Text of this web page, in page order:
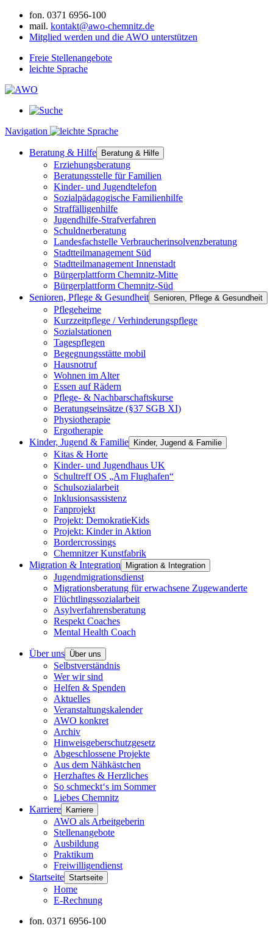
fon. 0371 6956-100
mail. kontakt@awo-chemnitz.de
Mitglied werden und die AWO unterstützen
Freie Stellenangebote
leichte Sprache
Navigation
Beratung & Hilfe Beratung & Hilfe
Erziehungsberatung
Beratungsstelle für Familien
Kinder- und Jugendtelefon
Sozialpädagogische Familienhilfe
Straffälligenhilfe
Jugendhilfe-Strafverfahren
Schuldnerberatung
Landesfachstelle Verbraucherinsolvenzberatung
Stadtteilmanagement Süd
Stadtteilmanagement Innenstadt
Bürgerplattform Chemnitz-Mitte
Bürgerplattform Chemnitz-Süd
Senioren, Pflege & Gesundheit Senioren, Pflege & Gesundheit
Pflegeheime
Kurzzeitpflege / Verhinderungspflege
Sozialstationen
Tagespflegen
Begegnungsstätte mobil
Hausnotruf
Wohnen im Alter
Essen auf Rädern
Pflege- & Nachbarschaftskurse
Beratungseinsätze (§37 SGB XI)
Physiotherapie
Ergotherapie
Kinder, Jugend & Familie
Kinder, Jugend & Familie
Kitas & Horte
Kinder- und Jugendhaus UK
Schultreff OS „Am Flughafen“
Schulsozialarbeit
Inklusionsassistenz
Fanprojekt
Projekt: DemokratieKids
Projekt: Kinder in Aktion
Bordercrossings
Chemnitzer Kunstfabrik
Migration & Integration
Migration & Integration
Jugendmigrationsdienst
Migrationsberatung für erwachsene Zugewanderte
Flüchtlingssozialarbeit
Asylverfahrensberatung
Respekt Coaches
Mental Health Coach
Über uns Über uns
Selbstverständnis
Wer wir sind
Helfen & Spenden
Aktuelles
Veranstaltungskalender
AWO konkret
Archiv
Hinweisgeberschutzgesetz
Abgeschlossene Projekte
Aus dem Nähkästchen
Herzhaftes & Herzliches
So schmeckt‘s im Sommer
Liebes Chemnitz
Karriere
Karriere
AWO als Arbeitgeberin
Stellenangebote
Ausbildung
Praktikum
Freiwilligendienst
Startseite Startseite
Home
E-Rechnung
fon. 0371 6956-100